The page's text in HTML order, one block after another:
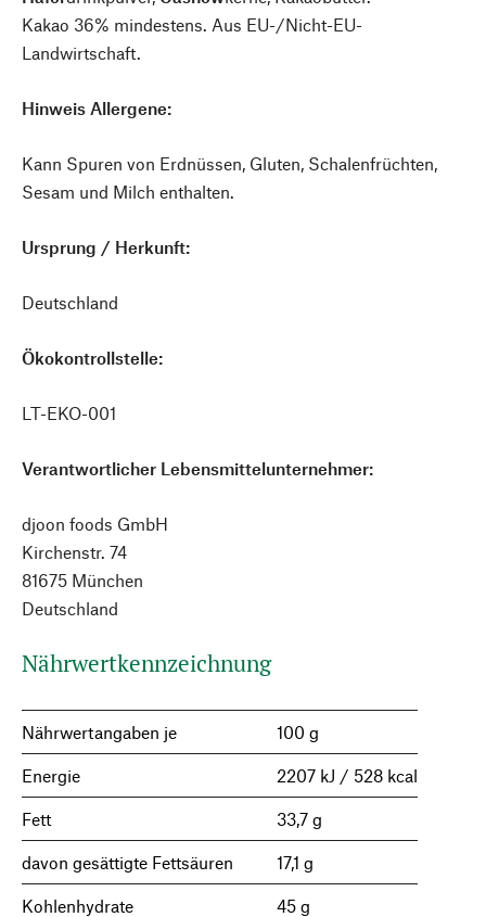
Kakao 36% mindestens. Aus EU-/Nicht-EU-
Landwirtschaft.
Hinweis Allergene:
Kann Spuren von Erdnüssen, Gluten, Schalenfrüchten,
Sesam und Milch enthalten.
Ursprung / Herkunft:
Deutschland
Ökokontrollstelle:
LT-EKO-001
Verantwortlicher Lebensmittelunternehmer:
djoon foods GmbH
Kirchenstr. 74
81675 München
Deutschland
Nährwertkennzeichnung
Nährwertangaben je 100 g
Energie 2207 kJ / 528 kcal
Fett 33,7 g
davon gesättigte Fettsäuren 17,1 g
Kohlenhydrate 45 g